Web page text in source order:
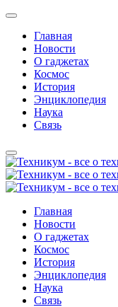
Главная
Новости
О гаджетах
Космос
История
Энциклопедия
Наука
Связь
Главная
Новости
О гаджетах
Космос
История
Энциклопедия
Наука
Связь